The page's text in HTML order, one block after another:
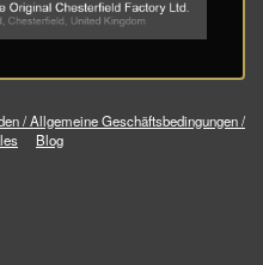
/ Allgemeine Geschäftsbedingungen /
Blog